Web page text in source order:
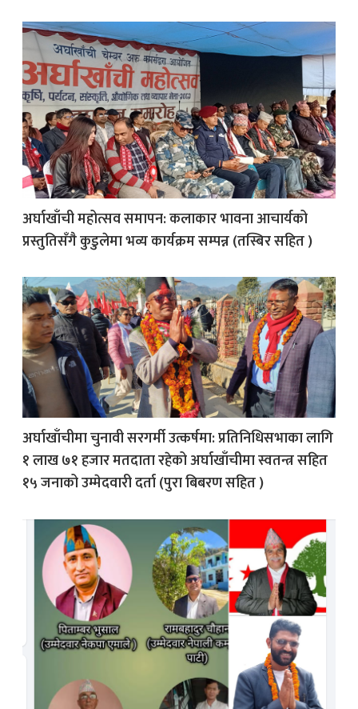
अर्घाखाँची महोत्सव समापन: कलाकार भावना आचार्यको
प्रस्तुतिसँगै कुडुलेमा भव्य कार्यक्रम सम्पन्न (तस्बिर सहित )
अर्घाखाँचीमा चुनावी सरगर्मी उत्कर्षमा: प्रतिनिधिसभाका लागि
१ लाख ७१ हजार मतदाता रहेको अर्घाखाँचीमा स्वतन्त्र सहित
१५ जनाको उम्मेदवारी दर्ता (पुरा बिबरण सहित )